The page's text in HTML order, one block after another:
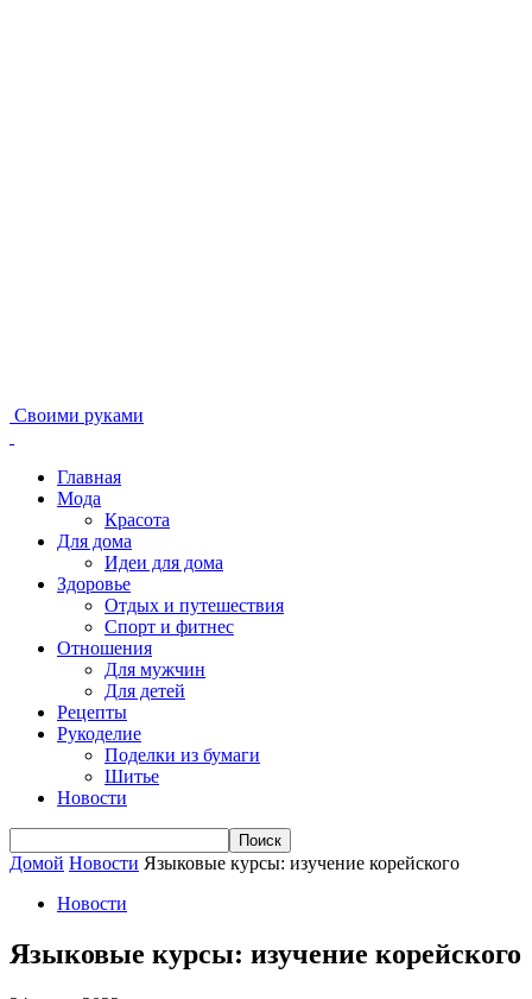
Своими руками
Главная
Мода
Красота
Для дома
Идеи для дома
Здоровье
Отдых и путешествия
Спорт и фитнес
Отношения
Для мужчин
Для детей
Рецепты
Рукоделие
Поделки из бумаги
Шитье
Новости
Домой Новости Языковые курсы: изучение корейского
Новости
Языковые курсы: изучение корейского